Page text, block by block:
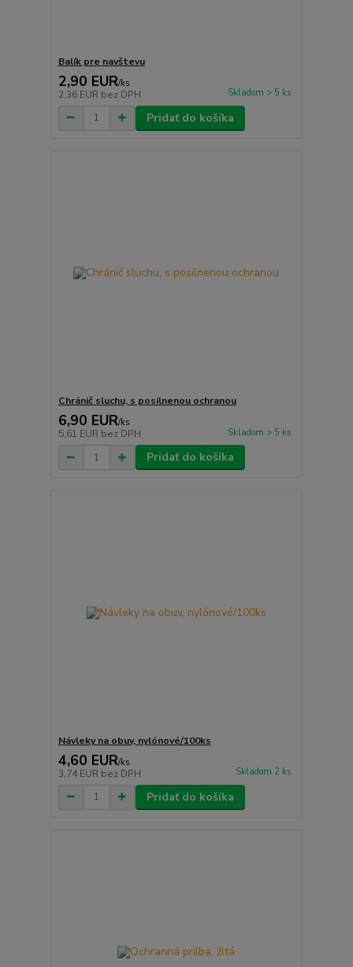
Balík pre navštevu
2,90 EUR/ks
2,36 EUR bez DPH Skladom > 5 ks
Pridať do košíka
Chránič sluchu, s posilnenou ochranou
6,90 EUR/ks
5,61 EUR bez DPH Skladom > 5 ks
Pridať do košíka
Návleky na obuv, nylónové/100ks
4,60 EUR/ks
3,74 EUR bez DPH Skladom 2 ks
Pridať do košíka